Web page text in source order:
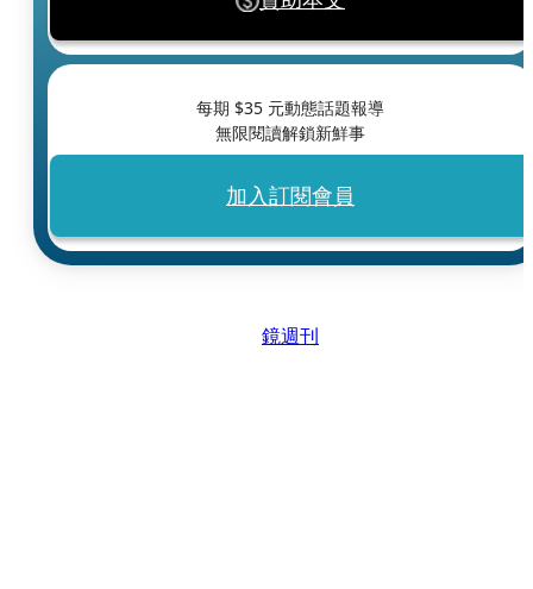
每期 $35 元動態話題報導
無限閱讀解鎖新鮮事
加入訂閱會員
鏡週刊